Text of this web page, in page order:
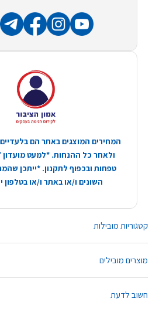
קטגוריות מובילות
מוצרים מובילים
חשוב לדעת
המחירים המוצגים באתר הם
ולאחר כל ההנחות. *למעט מועדון
טפחות ובכפוף לתקנון. *ייתכן
השונים ו/או באתר ו/או בטלפון